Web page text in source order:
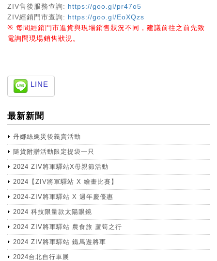
ZIV售後服務查詢: https://goo.gl/pr47o5
ZIV經銷門市查詢: https://goo.gl/EoXQzs
※ 每間經銷門市進貨與現場銷售狀況不同，建議前往之前先致
電詢問現場銷售狀況。
LINE
最新新聞
丹娜絲颱災後義賣活動
隨貨附贈活動限定提袋一只
2024 ZIV將軍驛站X母親節活動
2024【ZIV將軍驛站 X 繪畫比賽】
2024-ZIV將軍驛站 X 週年慶優惠
2024 科技限量款太陽眼鏡
2024 ZIV將軍驛站 農食旅 蘆筍之行
2024 ZIV將軍驛站 鐵馬遊將軍
2024台北自行車展